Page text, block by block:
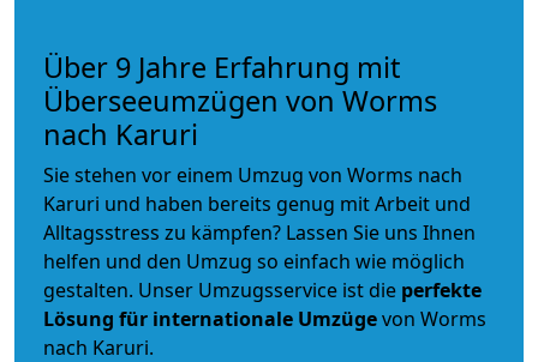
Über 9 Jahre Erfahrung mit
Überseeumzügen von Worms
nach Karuri
Sie stehen vor einem Umzug von Worms nach
Karuri und haben bereits genug mit Arbeit und
Alltagsstress zu kämpfen? Lassen Sie uns Ihnen
helfen und den Umzug so einfach wie möglich
gestalten. Unser Umzugsservice ist die perfekte
Lösung für internationale Umzügevon Worms
nach Karuri.